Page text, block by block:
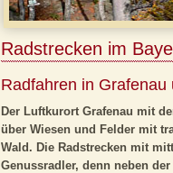
Radstrecken im
Radfahren in Grafenau
Der Luftkurort Grafenau mit
über Wiesen und Felder mit
Wald. Die Radstrecken mit
Genussradler, denn neben